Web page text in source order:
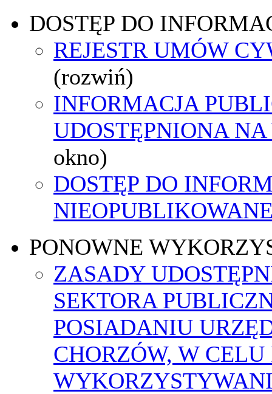
DOSTĘP DO
REJESTR UMÓW
(rozwiń)
INFORMACJA
UDOSTĘPNIONA
okno)
DOSTĘP DO
PONOWNE
ZASADY
SEKTORA
POSIADANIU
CHORZÓW, W